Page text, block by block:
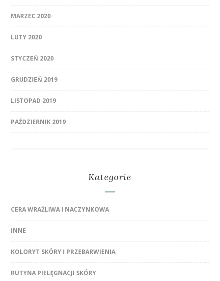
MARZEC 2020
LUTY 2020
STYCZEŃ 2020
GRUDZIEŃ 2019
LISTOPAD 2019
PAŹDZIERNIK 2019
Kategorie
CERA WRAŻLIWA I NACZYNKOWA
INNE
KOLORYT SKÓRY I PRZEBARWIENIA
RUTYNA PIELĘGNACJI SKÓRY